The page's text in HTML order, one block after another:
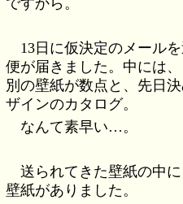
13日に仮決定のメール
便が届きました。中には
別の壁紙が数点と、先日
ザインのカタログ。
なんて素早い…。
送られてきた壁紙の中
壁紙がありました。